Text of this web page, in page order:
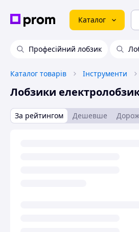
Каталог
Професійний лобзик
Каталог товарів Інструменти
Лобзики
За рейтингом Дешевше